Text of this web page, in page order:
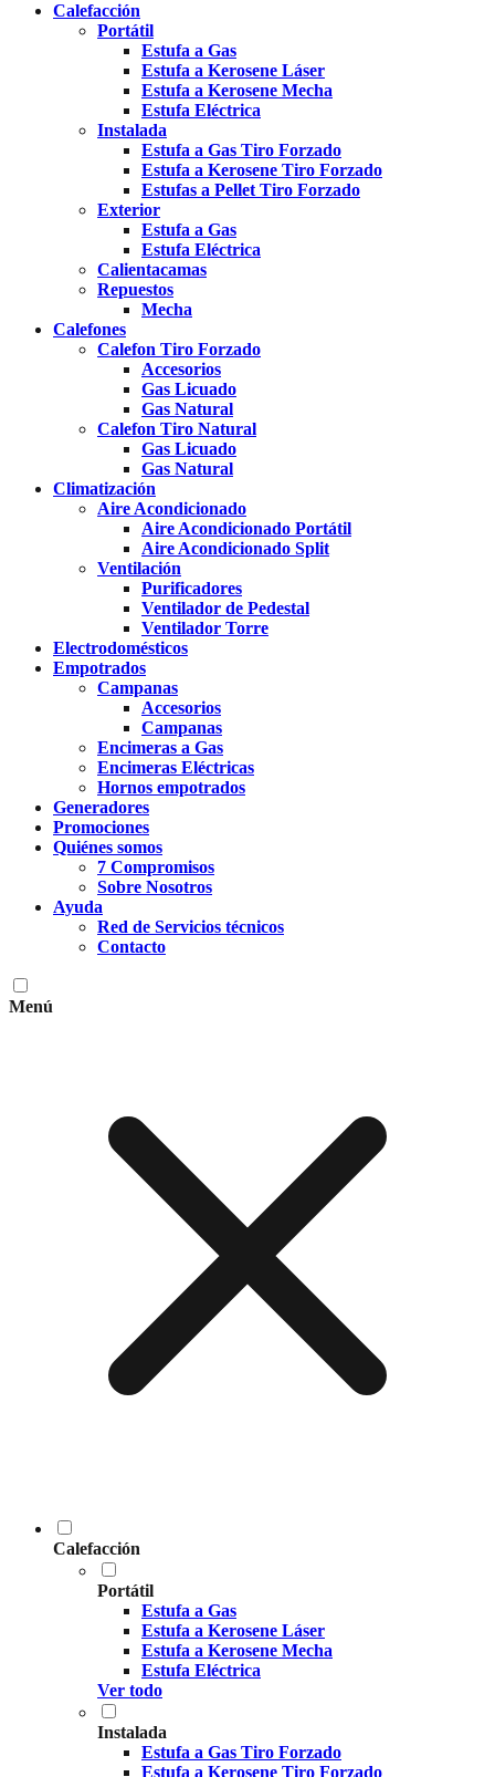
Calefacción
Portátil
Estufa a Gas
Estufa a Kerosene Láser
Estufa a Kerosene Mecha
Estufa Eléctrica
Instalada
Estufa a Gas Tiro Forzado
Estufa a Kerosene Tiro Forzado
Estufas a Pellet Tiro Forzado
Exterior
Estufa a Gas
Estufa Eléctrica
Calientacamas
Repuestos
Mecha
Calefones
Calefon Tiro Forzado
Accesorios
Gas Licuado
Gas Natural
Calefon Tiro Natural
Gas Licuado
Gas Natural
Climatización
Aire Acondicionado
Aire Acondicionado Portátil
Aire Acondicionado Split
Ventilación
Purificadores
Ventilador de Pedestal
Ventilador Torre
Electrodomésticos
Empotrados
Campanas
Accesorios
Campanas
Encimeras a Gas
Encimeras Eléctricas
Hornos empotrados
Generadores
Promociones
Quiénes somos
7 Compromisos
Sobre Nosotros
Ayuda
Red de Servicios técnicos
Contacto
Menú
Calefacción
Portátil
Estufa a Gas
Estufa a Kerosene Láser
Estufa a Kerosene Mecha
Estufa Eléctrica
Ver todo
Instalada
Estufa a Gas Tiro Forzado
Estufa a Kerosene Tiro Forzado